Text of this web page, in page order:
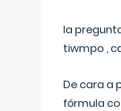
la
tiwmpo ,
De cara a
fórmula